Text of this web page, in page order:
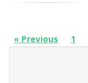
« Previous 1